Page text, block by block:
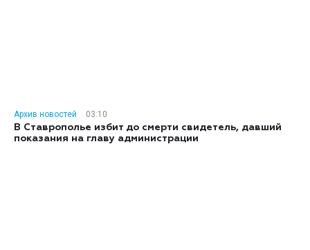
Архив новостей
03:10
В Ставрополье избит до смерти свидетель, давший
показания на главу администрации